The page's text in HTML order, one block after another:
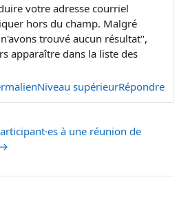
votre adresse courriel
hors du champ. Malgré
trouvé aucun résultat",
apparaître dans la liste des
Niveau supérieurRépondre
à une réunion de